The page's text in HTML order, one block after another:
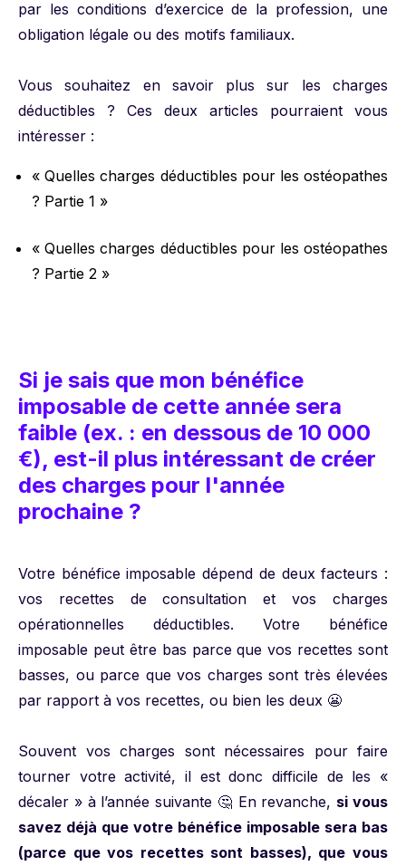
par les conditions d’exercice de la profession, une
obligation légale ou des motifs familiaux.
Vous souhaitez en savoir plus sur les charges
déductibles ? Ces deux articles pourraient vous
intéresser :
« Quelles charges déductibles pour les ostéopathes
? Partie 1 »
« Quelles charges déductibles pour les ostéopathes
? Partie 2 »
Si je sais que mon bénéfice
imposable de cette année sera
faible (ex. : en dessous de 10 000
€), est-il plus intéressant de créer
des charges pour l'année
prochaine ?
Votre bénéfice imposable dépend de deux facteurs :
vos recettes de consultation et vos charges
opérationnelles déductibles. Votre bénéfice
imposable peut être bas parce que vos recettes sont
basses, ou parce que vos charges sont très élevées
par rapport à vos recettes, ou bien les deux 😬
Souvent vos charges sont nécessaires pour faire
tourner votre activité, il est donc difficile de les «
décaler » à l’année suivante 🤔 En revanche, si vous
savez déjà que votre bénéfice imposable sera bas
(parce que vos recettes sont basses), que vous